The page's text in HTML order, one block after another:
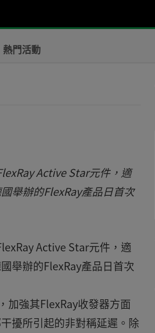
熱門活動
Active Star元件，適
舉辦的FlexRay產品日首次
Active Star元件，適
舉辦的FlexRay產品日首次
加強其FlexRay收發器方面
擾所引起的非對稱延遲。除